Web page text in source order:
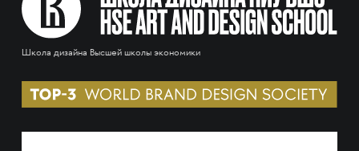
Школа дизайна Высшей школы экономики